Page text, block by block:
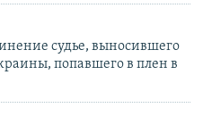
судье, выносившего
попавшего в плен в